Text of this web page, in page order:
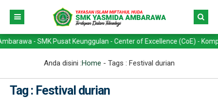
- SMK Pusat Keunggulan - Center of Excellence (CoE) -
Anda disini :Home - Tags : Festival durian
Tag : Festival durian